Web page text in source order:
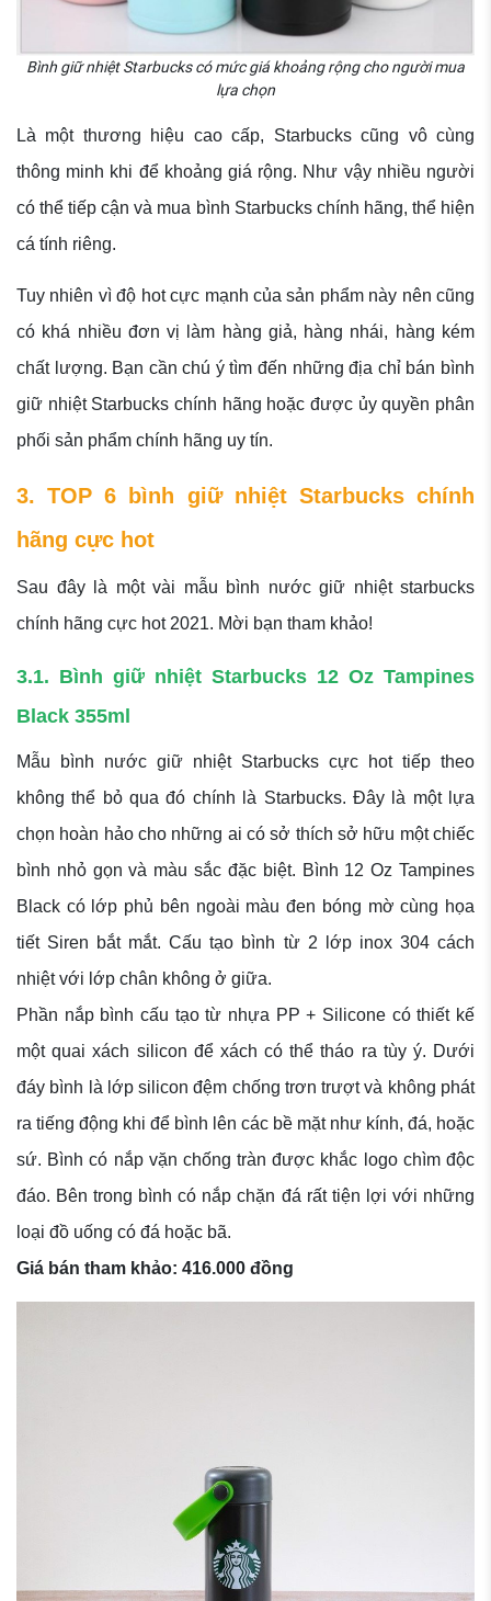
Bình giữ nhiệt Starbucks có mức giá khoảng rộng cho người mua
lựa chọn
Là một thương hiệu cao cấp, Starbucks cũng vô cùng
thông minh khi để khoảng giá rộng. Như vậy nhiều người
có thể tiếp cận và mua bình Starbucks chính hãng, thể hiện
cá tính riêng.
Tuy nhiên vì độ hot cực mạnh của sản phẩm này nên cũng
có khá nhiều đơn vị làm hàng giả, hàng nhái, hàng kém
chất lượng. Bạn cần chú ý tìm đến những địa chỉ bán bình
giữ nhiệt Starbucks chính hãng hoặc được ủy quyền phân
phối sản phẩm chính hãng uy tín.
3. TOP 6 bình giữ nhiệt Starbucks chính
hãng cực hot
Sau đây là một vài mẫu bình nước giữ nhiệt starbucks
chính hãng cực hot 2021. Mời bạn tham khảo!
3.1. Bình giữ nhiệt Starbucks 12 Oz Tampines
Black 355ml
Mẫu bình nước giữ nhiệt Starbucks cực hot tiếp theo
không thể bỏ qua đó chính là Starbucks. Đây là một lựa
chọn hoàn hảo cho những ai có sở thích sở hữu một chiếc
bình nhỏ gọn và màu sắc đặc biệt. Bình 12 Oz Tampines
Black có lớp phủ bên ngoài màu đen bóng mờ cùng họa
tiết Siren bắt mắt. Cấu tạo bình từ 2 lớp inox 304 cách
nhiệt với lớp chân không ở giữa.
Phần nắp bình cấu tạo từ nhựa PP + Silicone có thiết kế
một quai xách silicon để xách có thể tháo ra tùy ý. Dưới
đáy bình là lớp silicon đệm chống trơn trượt và không phát
ra tiếng động khi để bình lên các bề mặt như kính, đá, hoặc
sứ. Bình có nắp vặn chống tràn được khắc logo chìm độc
đáo. Bên trong bình có nắp chặn đá rất tiện lợi với những
loại đồ uống có đá hoặc bã.
Giá bán tham khảo: 416.000 đồng